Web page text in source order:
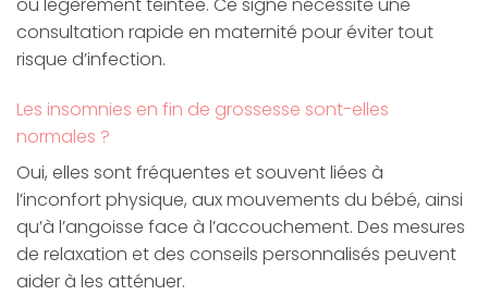
consultation rapide en maternité pour éviter tout
risque d’infection.
Les insomnies en fin de grossesse sont-elles
normales ?
Oui, elles sont fréquentes et souvent liées à
l’inconfort physique, aux mouvements du bébé, ainsi
qu’à l’angoisse face à l’accouchement. Des mesures
de relaxation et des conseils personnalisés peuvent
aider à les atténuer.